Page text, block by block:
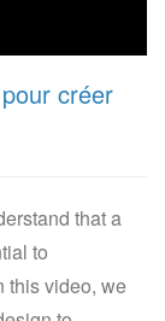
créer
that a
to
this video, we